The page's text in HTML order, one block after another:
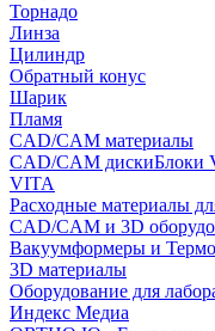
Торнадо
Линза
Цилиндр
Обратный конус
Шарик
Пламя
CAD/CAM материалы
CAD/CAM дискиБлоки
VITA
Расходные материалы
CAD/CAM и 3D
Вакуумформеры и
3D материалы
Оборудование для
Индекс Медиа